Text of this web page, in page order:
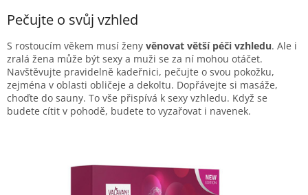
Pečujte o svůj vzhled
S rostoucím věkem musí ženy věnovat větší péči vzhledu. Ale i
zralá žena může být sexy a muži se za ní mohou otáčet.
Navštěvujte pravidelně kadeřnici, pečujte o svou pokožku,
zejména v oblasti obličeje a dekoltu. Dopřávejte si masáže,
choďte do sauny. To vše přispívá k sexy vzhledu. Když se
budete cítit v pohodě, budete to vyzařovat i navenek.